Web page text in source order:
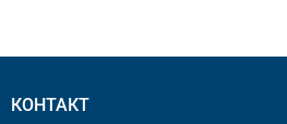
КОНТАКТ